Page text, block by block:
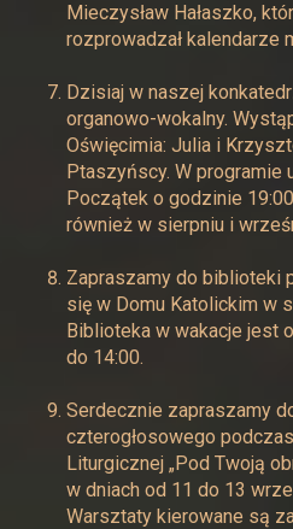
Mieczysław Hałaszko,
rozprowadzał kalendarze
Dzisiaj w naszej
organowo-wokalny.
Oświęcimia: Julia i
Ptaszyńscy. W programie
Początek o godzinie
również w sierpniu i
Zapraszamy do biblioteki
się w Domu Katolickim w
Biblioteka w wakacje jest
do 14:00.
Serdecznie zapraszamy
czterogłosowego
Liturgicznej „Pod Twoją
w dniach od 11 do 13
Warsztaty kierowane są